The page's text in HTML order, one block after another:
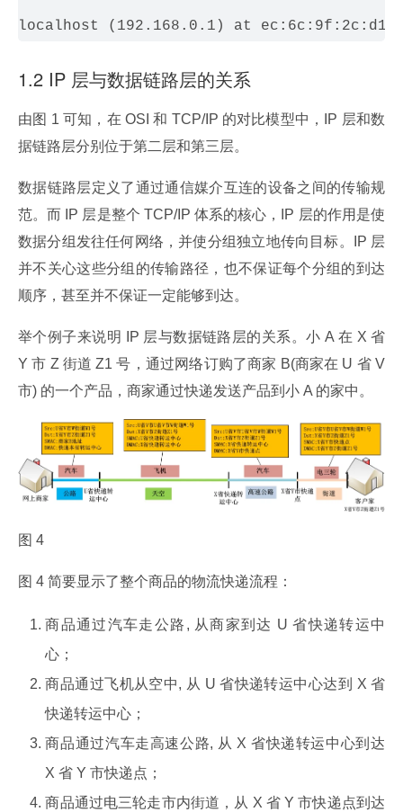
1.2 IP 层与数据链路层的关系
由图 1 可知，在 OSI 和 TCP/IP 的对比模型中，IP 层和数
据链路层分别位于第二层和第三层。
数据链路层定义了通过通信媒介互连的设备之间的传输规
范。而 IP 层是整个 TCP/IP 体系的核心，IP 层的作用是使
数据分组发往任何网络，并使分组独立地传向目标。IP 层
并不关心这些分组的传输路径，也不保证每个分组的到达
顺序，甚至并不保证一定能够到达。
举个例子来说明 IP 层与数据链路层的关系。小 A 在 X 省
Y 市 Z 街道 Z1 号，通过网络订购了商家 B(商家在 U 省 V
市) 的一个产品，商家通过快递发送产品到小 A 的家中。
图 4
图 4 简要显示了整个商品的物流快递流程：
商品通过汽车走公路, 从商家到达 U 省快递转运中
心；
商品通过飞机从空中, 从 U 省快递转运中心达到 X 省
快递转运中心；
商品通过汽车走高速公路, 从 X 省快递转运中心到达
X 省 Y 市快递点；
商品通过电三轮走市内街道，从 X 省 Y 市快递点到达